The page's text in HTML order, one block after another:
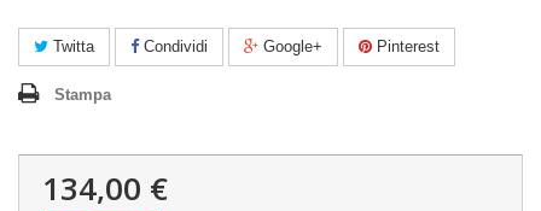
Twitta Condividi Google+ Pinterest
Stampa
134,00 €